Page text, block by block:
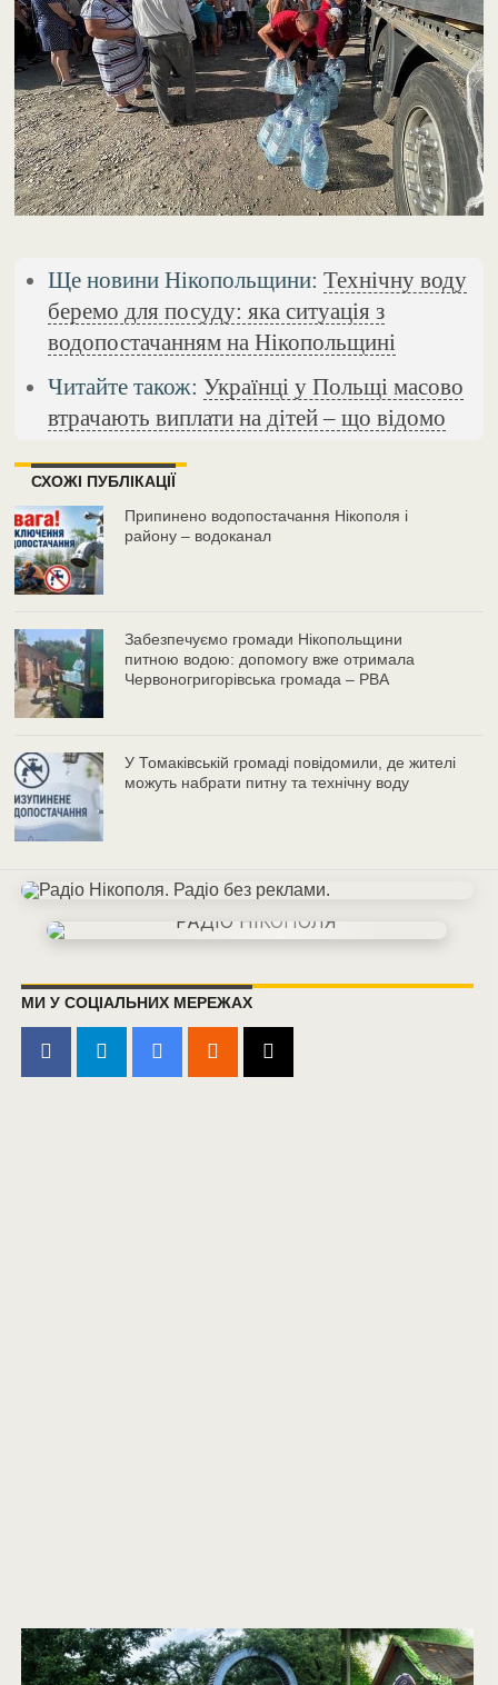
Ще новини Нікопольщини:Технічну воду
беремо для посуду: яка ситуація з
водопостачанням на Нікопольщині
Читайте також:Українці у Польщі масово
втрачають виплати на дітей – що відомо
СХОЖІ ПУБЛІКАЦІЇ
Припинено водопостачання Нікополя і
району – водоканал
Забезпечуємо громади Нікопольщини
питною водою: допомогу вже отримала
Червоногригорівська громада – РВА
У Томаківській громаді повідомили, де жителі
можуть набрати питну та технічну воду
МИ У СОЦІАЛЬНИХ МЕРЕЖАХ